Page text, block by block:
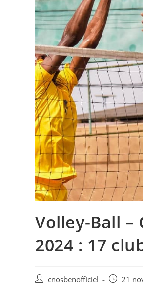
Volley-Ball
2024 : 17
cnosbenofficiel 21